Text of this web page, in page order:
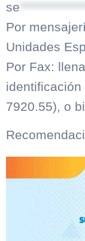
se
Por
Unidades
Por Fax:
7920.55), o